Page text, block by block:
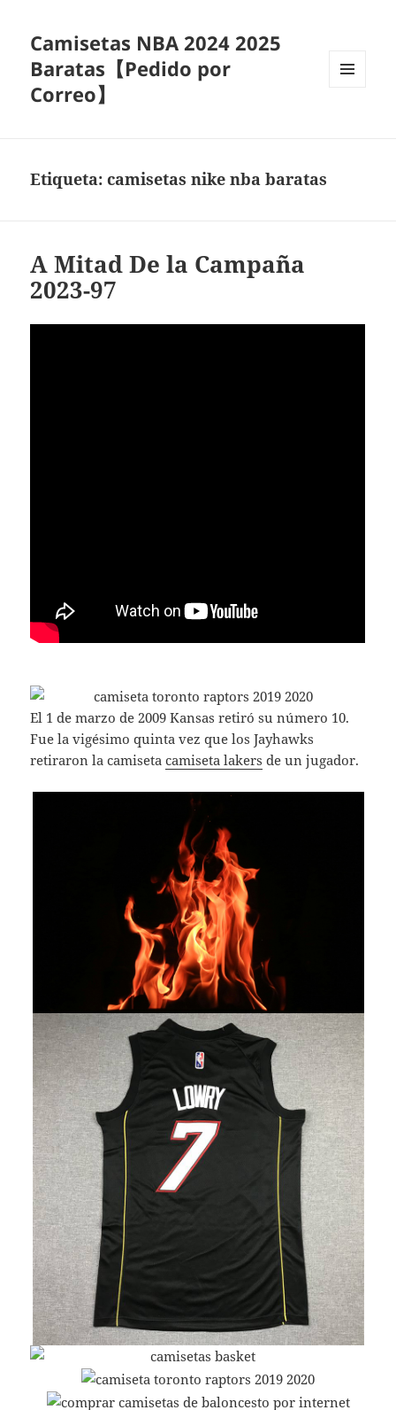
Camisetas NBA 2024 2025
Baratas【Pedido por
Correo】
Etiqueta:camisetas nike nba baratas
A Mitad De la Campaña
2023-97
El 1 de marzo de 2009 Kansas retiró su número 10.
Fue la vigésimo quinta vez que los Jayhawks
retiraron la camisetacamiseta lakers de un jugador.